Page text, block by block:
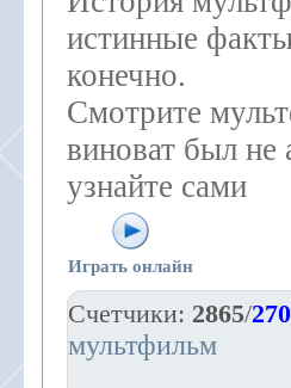
истинные
конечно.
Смотрите
виноват был не
узнайте сами
Играть онлайн
Счетчики: 2865/270
мультфильм